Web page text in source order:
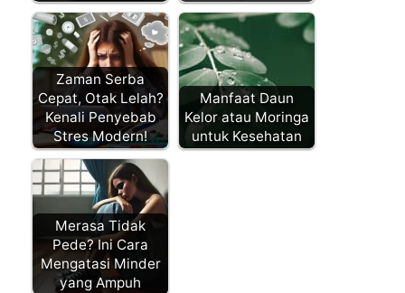
Zaman Serba
Cepat, Otak Lelah?
Kenali Penyebab
Stres Modern!
Manfaat Daun
Kelor atau Moringa
untuk Kesehatan
Merasa Tidak
Pede? Ini Cara
Mengatasi Minder
yang Ampuh